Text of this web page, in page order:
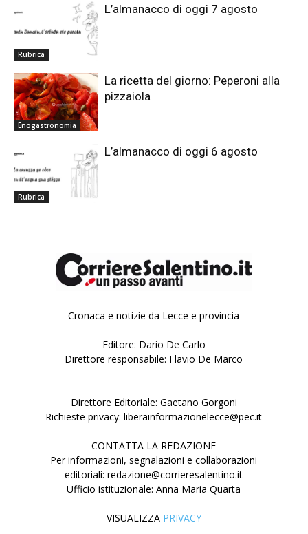
Rubrica
L’almanacco di oggi 7 agosto
Enogastronomia
La ricetta del giorno: Peperoni alla
pizzaiola
Rubrica
L’almanacco di oggi 6 agosto
Cronaca e notizie da Lecce e provincia
Editore: Dario De Carlo
Direttore responsabile: Flavio De Marco
Direttore Editoriale: Gaetano Gorgoni
Richieste privacy: liberainformazionelecce@pec.it
CONTATTA LA REDAZIONE
Per informazioni, segnalazioni e collaborazioni
editoriali: redazione@corrieresalentino.it
Ufficio istituzionale: Anna Maria Quarta
VISUALIZZA PRIVACY